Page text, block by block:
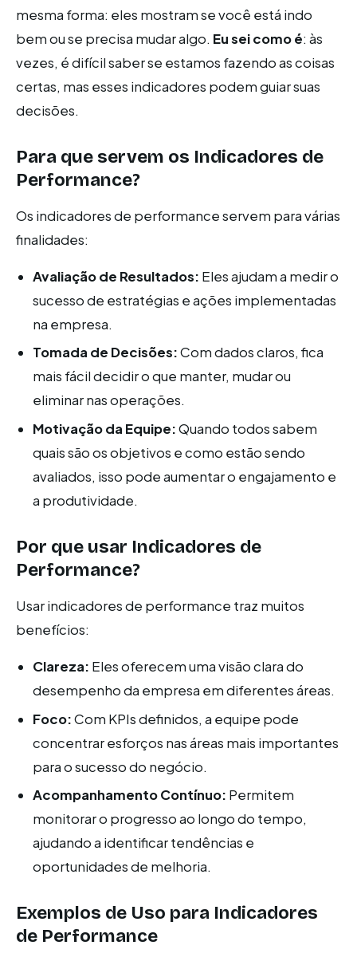
mesma forma: eles mostram se você está indo
bem ou se precisa mudar algo. Eu sei como é: às
vezes, é difícil saber se estamos fazendo as coisas
certas, mas esses indicadores podem guiar suas
decisões.
Para que servem os Indicadores de
Performance?
Os indicadores de performance servem para várias
finalidades:
Avaliação de Resultados: Eles ajudam a medir o
sucesso de estratégias e ações implementadas
na empresa.
Tomada de Decisões:Com dados claros, fica
mais fácil decidir o que manter, mudar ou
eliminar nas operações.
Motivação da Equipe:Quando todos sabem
quais são os objetivos e como estão sendo
avaliados, isso pode aumentar o engajamento e
a produtividade.
Por que usar Indicadores de
Performance?
Usar indicadores de performance traz muitos
benefícios:
Clareza: Eles oferecem uma visão clara do
desempenho da empresa em diferentes áreas.
Foco:Com KPIs definidos, a equipe pode
concentrar esforços nas áreas mais importantes
para o sucesso do negócio.
Acompanhamento Contínuo: Permitem
monitorar o progresso ao longo do tempo,
ajudando a identificar tendências e
oportunidades de melhoria.
Exemplos de Uso para Indicadores
de Performance